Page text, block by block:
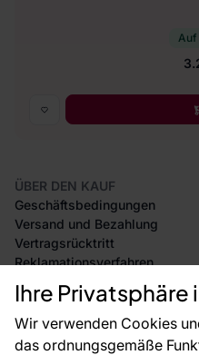
Ihre Privatsphäre
Wir verwenden Cookies
das ordnungsgemäße
Auf
ÜBER DEN KAUF
Geschäftsbedingungen
Versand und Bezahlung
Vertragsrücktritt
Reklamationsverfahren
Rücksendung von Waren
CE-Zertifizierung
Großhandel
Raumvisualisierung